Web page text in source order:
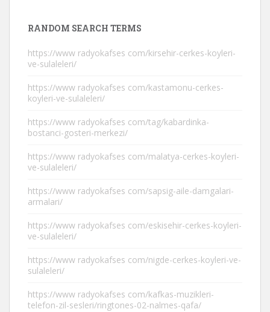
RANDOM SEARCH TERMS
https://www radyokafses com/kirsehir-cerkes-koyleri-
ve-sulaleleri/
https://www radyokafses com/kastamonu-cerkes-
koyleri-ve-sulaleleri/
https://www radyokafses com/tag/kabardinka-
bostanci-gosteri-merkezi/
https://www radyokafses com/malatya-cerkes-koyleri-
ve-sulaleleri/
https://www radyokafses com/sapsig-aile-damgalari-
armalari/
https://www radyokafses com/eskisehir-cerkes-koyleri-
ve-sulaleleri/
https://www radyokafses com/nigde-cerkes-koyleri-ve-
sulaleleri/
https://www radyokafses com/kafkas-muzikleri-
telefon-zil-sesleri/ringtones-02-nalmes-qafa/